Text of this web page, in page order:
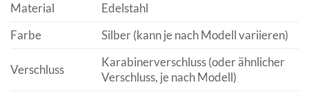
Material
Edelstahl
Farbe
Silber (kann je nach Modell variieren)
Verschluss
Karabinerverschluss (oder ähnlicher
Verschluss, je nach Modell)